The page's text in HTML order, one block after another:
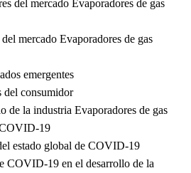
del mercado Evaporadores de gas
mercado Evaporadores de gas
emergentes
del consumidor
de la industria Evaporadores de gas
COVID-19
estado global de COVID-19
COVID-19 en el desarrollo de la